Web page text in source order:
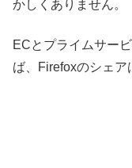
かしくありません。
ECとプライムサー
ば、Firefoxのシェア